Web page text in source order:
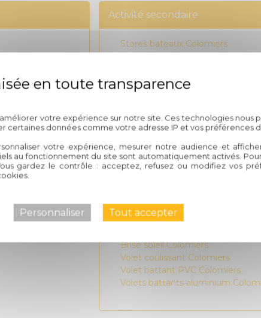
Activité secondaire
Stores bateaux Colomiers
Stores vénitiens Colomiers
Pergola bioclimatique Colomiers
Stores bannes Colomiers
Carport photovoltaïque Colomiers
Store enrouleur Colomiers
Pergola aluminium Colomiers
Carport solaire Colomiers
Carport aluminium Colomiers
Moustiquaire fenêtre Colomiers
Volet roulant électrique Colomiers
Brise soleil Colomiers
Volet coulissant Colomiers
Volet battant PVC Colomiers
Volets battants aluminium
votre expérience sur notre site. Ces technologies nous
certaines données comme votre adresse IP et vos préférences
votre expérience, mesurer notre audience et
au fonctionnement du site sont automatiquement activés. Pour
gardez le contrôle : acceptez, refusez ou modifiez vos
Tout accepter
Personnaliser